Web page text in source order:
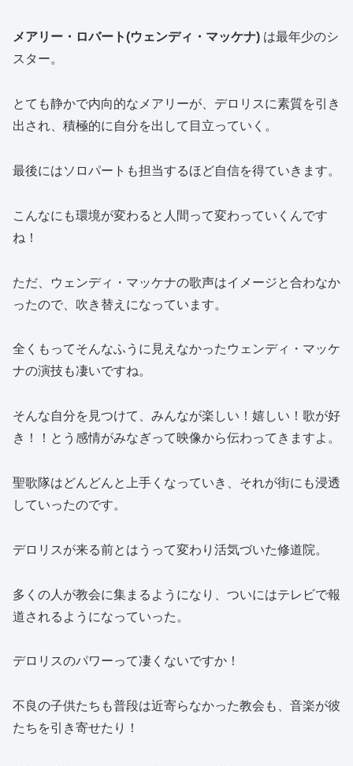
メアリー・ロバート(ウェンディ・マッケナ) は最年少のシ
スター。
とても静かで内向的なメアリーが、デロリスに素質を引き
出され、積極的に自分を出して目立っていく。
最後にはソロパートも担当するほど自信を得ていきます。
こんなにも環境が変わると人間って変わっていくんです
ね！
ただ、ウェンディ・マッケナの歌声はイメージと合わなか
ったので、吹き替えになっています。
全くもってそんなふうに見えなかったウェンディ・マッケ
ナの演技も凄いですね。
そんな自分を見つけて、みんなが楽しい！嬉しい！歌が好
き！！とう感情がみなぎって映像から伝わってきますよ。
聖歌隊はどんどんと上手くなっていき、それが街にも浸透
していったのです。
デロリスが来る前とはうって変わり活気づいた修道院。
多くの人が教会に集まるようになり、ついにはテレビで報
道されるようになっていった。
デロリスのパワーって凄くないですか！
不良の子供たちも普段は近寄らなかった教会も、音楽が彼
たちを引き寄せたり！